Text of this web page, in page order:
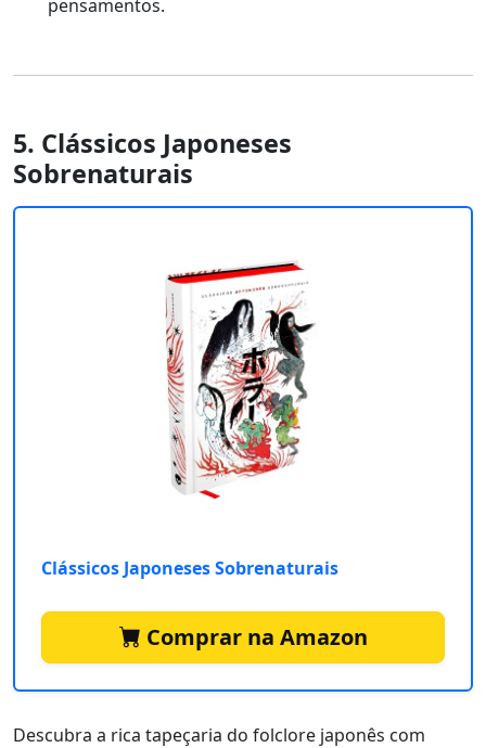
pensamentos.
5. Clássicos Japoneses
Sobrenaturais
Clássicos Japoneses Sobrenaturais
Comprar na Amazon
Descubra a rica tapeçaria do folclore japonês com